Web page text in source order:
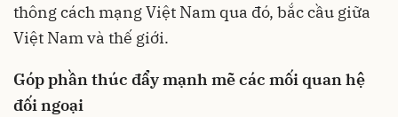
thông cách mạng Việt Nam qua đó, bắc cầu giữa
Việt Nam và thế giới.
Góp phần thúc đẩy mạnh mẽ các mối quan hệ
đối ngoại